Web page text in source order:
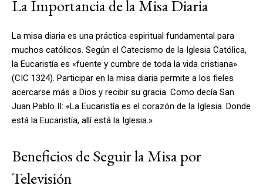
La Importancia de la Misa Diaria
La misa diaria es una práctica espiritual fundamental para
muchos católicos. Según el Catecismo de la Iglesia Católica,
la Eucaristía es «fuente y cumbre de toda la vida cristiana»
(CIC 1324). Participar en la misa diaria permite a los fieles
acercarse más a Dios y recibir su gracia. Como decía San
Juan Pablo II: «La Eucaristía es el corazón de la Iglesia. Donde
está la Eucaristía, allí está la Iglesia.»
Beneficios de Seguir la Misa por
Televisión